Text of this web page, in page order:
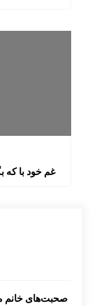
غم خود با که
صحبت‌های خانم